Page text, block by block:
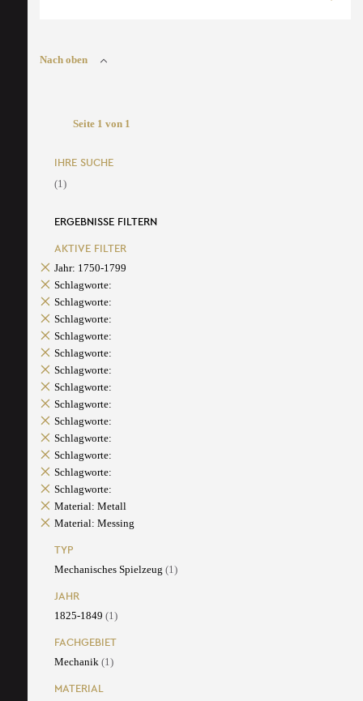
Nach oben
Seite 1 von 1
IHRE SUCHE
(1)
ERGEBNISSE FILTERN
AKTIVE FILTER
Jahr: 1750-1799
Schlagworte:
Schlagworte:
Schlagworte:
Schlagworte:
Schlagworte:
Schlagworte:
Schlagworte:
Schlagworte:
Schlagworte:
Schlagworte:
Schlagworte:
Schlagworte:
Schlagworte:
Material: Metall
Material: Messing
TYP
Mechanisches Spielzeug (1)
JAHR
1825-1849 (1)
FACHGEBIET
Mechanik (1)
MATERIAL